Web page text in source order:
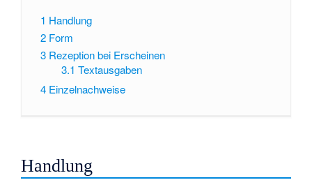
1 Handlung
2 Form
3 Rezeption bei Erscheinen
3.1 Textausgaben
4 Einzelnachweise
Handlung